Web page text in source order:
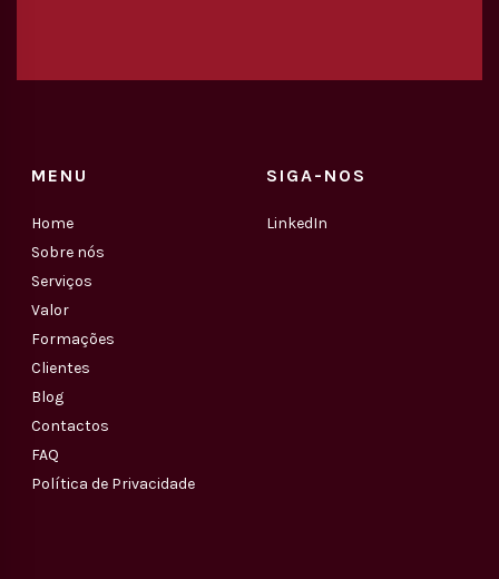
MENU
Home
Sobre nós
Serviços
Valor
Formações
Clientes
Blog
Contactos
FAQ
Política de Privacidade
SIGA-NOS
LinkedIn